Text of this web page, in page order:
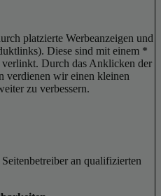
platzierte Werbeanzeigen und
Diese sind mit einem *
Durch das Anklicken der
verdienen wir einen kleinen
zu verbessern.
an qualifizierten